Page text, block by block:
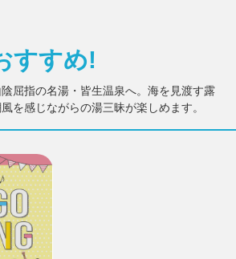
すすめ!
屈指の名湯・皆生温泉へ。海を見渡す露
を感じながらの湯三昧が楽しめます。